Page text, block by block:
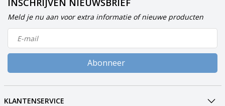
INSCHRIJVEN NIEUWSBRIEF
Meld je nu aan voor extra informatie of nieuwe producten
Abonneer
KLANTENSERVICE